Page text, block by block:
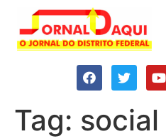
Tag: social